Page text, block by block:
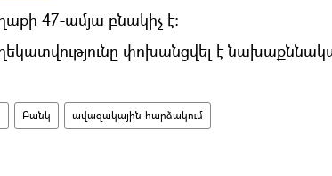
47-ամյա բնակիչ է։
փոխանցվել է
Բանկ ավազակային հարձակում